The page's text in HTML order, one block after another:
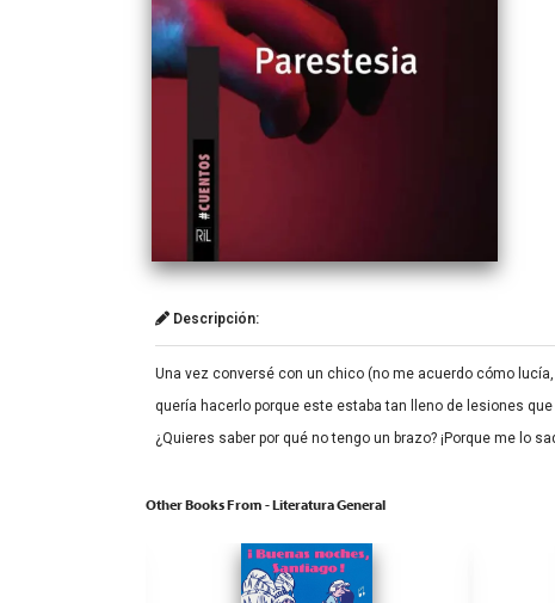
Descripción:
Una vez conversé con un chico (no me acuerdo cómo
quería hacerlo porque este estaba tan lleno de lesiones
¿Quieres saber por qué no tengo un brazo? ¡Porque me lo
Other Books From - Literatura General